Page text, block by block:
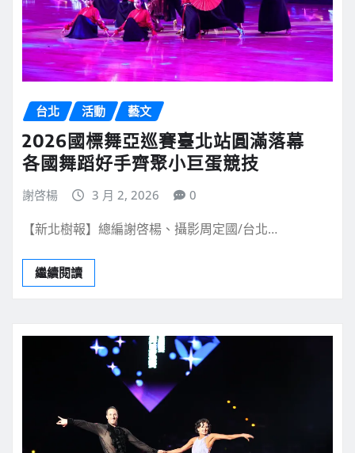
台北 活動 藝文
2026國標舞亞巡賽臺北站圓滿落幕
各國舞蹈好手齊聚小巨蛋競技
謝啓楊 3 月 2, 2026 0
【新北樹報】總編謝啓楊、攝影周定國/台北…
繼續閱讀